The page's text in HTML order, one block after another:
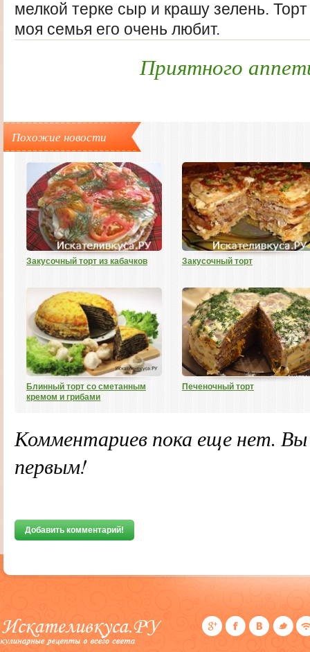
мелкой терке сыр и крашу зелень.
моя семья его очень любит.
Приятного
Похожие новости
Закусочный торт из кабачков Закусочный торт
Блинный торт со сметанным
кремом и грибами
Печеночный торт
Комментариев пока еще нет.
первым!
Добавить комментарий!